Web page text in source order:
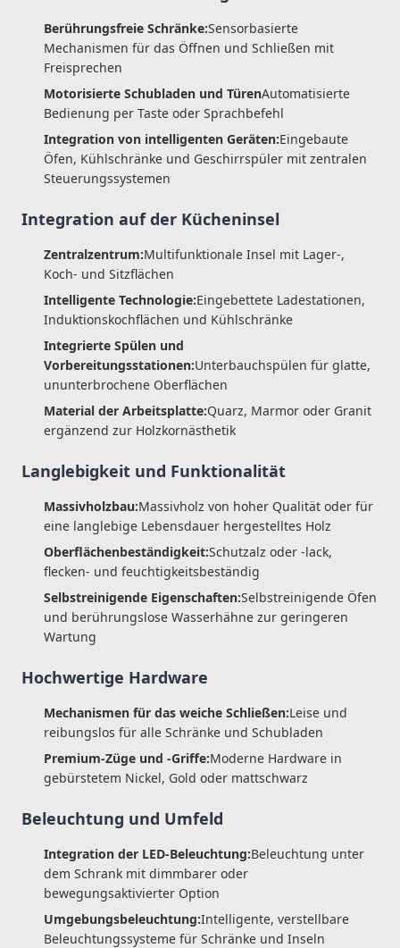
Berührungsfreie Schränke:Sensorbasierte
Mechanismen für das Öffnen und Schließen mit
Freisprechen
Motorisierte Schubladen und TürenAutomatisierte
Bedienung per Taste oder Sprachbefehl
Integration von intelligenten Geräten:Eingebaute
Öfen, Kühlschränke und Geschirrspüler mit zentralen
Steuerungssystemen
Integration auf der Kücheninsel
Zentralzentrum:Multifunktionale Insel mit Lager-,
Koch- und Sitzflächen
Intelligente Technologie:Eingebettete Ladestationen,
Induktionskochflächen und Kühlschränke
Integrierte Spülen und
Vorbereitungsstationen:Unterbauchspülen für glatte,
ununterbrochene Oberflächen
Material der Arbeitsplatte:Quarz, Marmor oder Granit
ergänzend zur Holzkornästhetik
Langlebigkeit und Funktionalität
Massivholzbau:Massivholz von hoher Qualität oder für
eine langlebige Lebensdauer hergestelltes Holz
Oberflächenbeständigkeit:Schutzalz oder -lack,
flecken- und feuchtigkeitsbeständig
Selbstreinigende Eigenschaften:Selbstreinigende Öfen
und berührungslose Wasserhähne zur geringeren
Wartung
Hochwertige Hardware
Mechanismen für das weiche Schließen:Leise und
reibungslos für alle Schränke und Schubladen
Premium-Züge und -Griffe:Moderne Hardware in
gebürstetem Nickel, Gold oder mattschwarz
Beleuchtung und Umfeld
Integration der LED-Beleuchtung:Beleuchtung unter
dem Schrank mit dimmbarer oder
bewegungsaktivierter Option
Umgebungsbeleuchtung:Intelligente, verstellbare
Beleuchtungssysteme für Schränke und Inseln